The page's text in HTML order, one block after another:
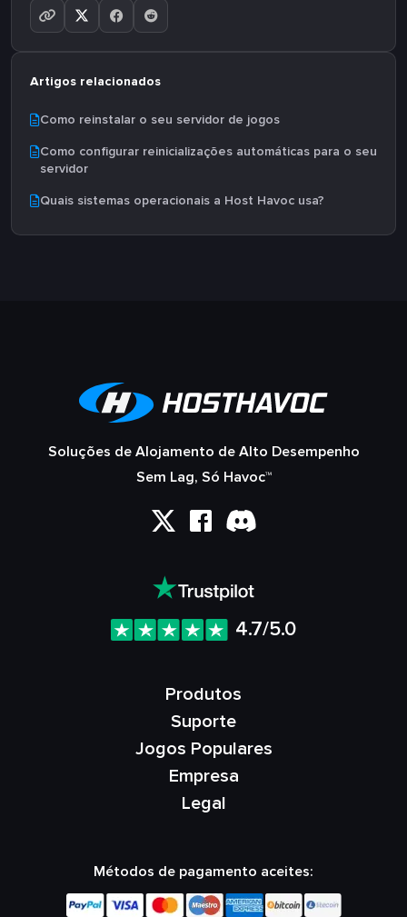
Artigos relacionados
Como reinstalar o seu servidor de jogos
Como configurar reinicializações automáticas para o seu
servidor
Quais sistemas operacionais a Host Havoc usa?
Soluções de Alojamento de Alto Desempenho
Sem Lag, Só Havoc™
4.7/5.0
Produtos
Suporte
Jogos Populares
Empresa
Legal
Métodos de pagamento aceites: